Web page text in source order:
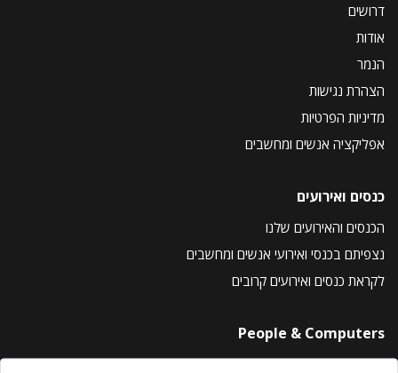
דרושים
אודות
הנמר
הצהרת נגישות
מדיניות הפרטיות
אפליקציה אנשים ומחשבים
כנסים ואירועים
הכנסים והאירועים שלנו
נצפיתם בכנסי ואירועי אנשים ומחשבים
לקראת כנסים ואירועים קרובים
People & Computers
About Us